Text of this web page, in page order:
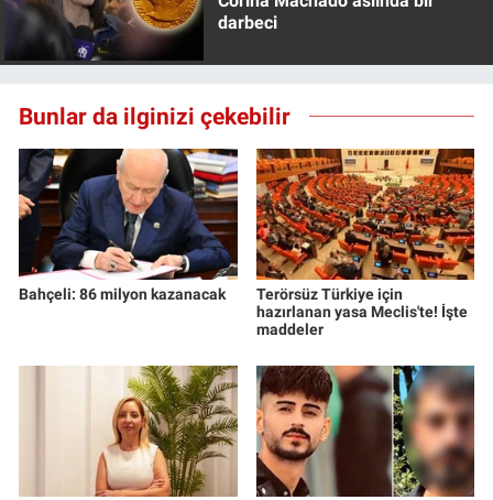
darbeci
Bunlar da ilginizi çekebilir
Bahçeli: 86 milyon kazanacak
Terörsüz Türkiye için
hazırlanan yasa Meclis'te! İşte
maddeler